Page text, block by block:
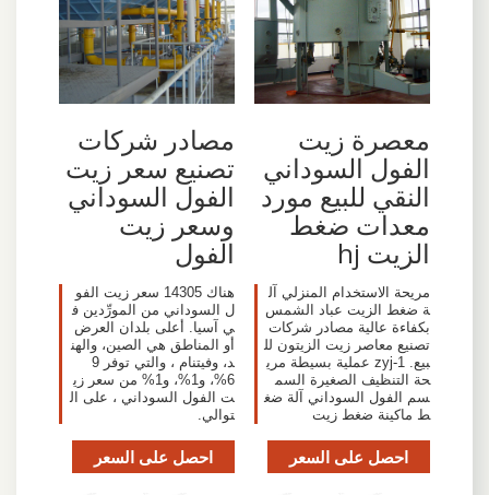
معصرة زيت
الفول السوداني
النقي للبيع مورد
معدات ضغط
الزيت hj
مريحة الاستخدام المنزلي آل
ة ضغط الزيت عباد الشمس
بكفاءة عالية مصادر شركات
تصنيع معاصر زيت الزيتون لل
بيع. zyj-1 عملية بسيطة مري
حة التنظيف الصغيرة السم
سم الفول السوداني آلة ضغ
ط ماكينة ضغط زيت
احصل على السعر
مصادر شركات
تصنيع سعر زيت
الفول السوداني
وسعر زيت
الفول
هناك 14305 سعر زيت الفو
ل السوداني من المورِّدين ف
ي آسيا. أعلى بلدان العرض
أو المناطق هي الصين، والهن
د، وفيتنام ، والتي توفر 9
6%، و1%، و1% من سعر زي
ت الفول السوداني ، على ال
توالي.
احصل على السعر